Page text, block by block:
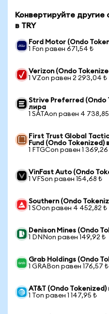
Конвертируйте другие
в TRY
Ford Motor (Ondo
1 Fon равен 671,54 ₺
Verizon (Ondo
1 VZon равен 2 293,04 ₺
Strive Preferred (Ondo
лира
1 SATAon равен 4
First Trust Global
Fund (Ondo Tokenized)
1 FTGCon равен 1 369,26
VinFast Auto (Ondo
1 VFSon равен 154,68 ₺
Southern (Ondo
1 SOon равен 4 452,82 ₺
Denison Mines (Ondo
1 DNNon равен 149,92 ₺
Grab Holdings (Ondo
1 GRABon равен 176,57 ₺
AT&T (Ondo Tokenized)
1 Ton равен 1 147,95 ₺